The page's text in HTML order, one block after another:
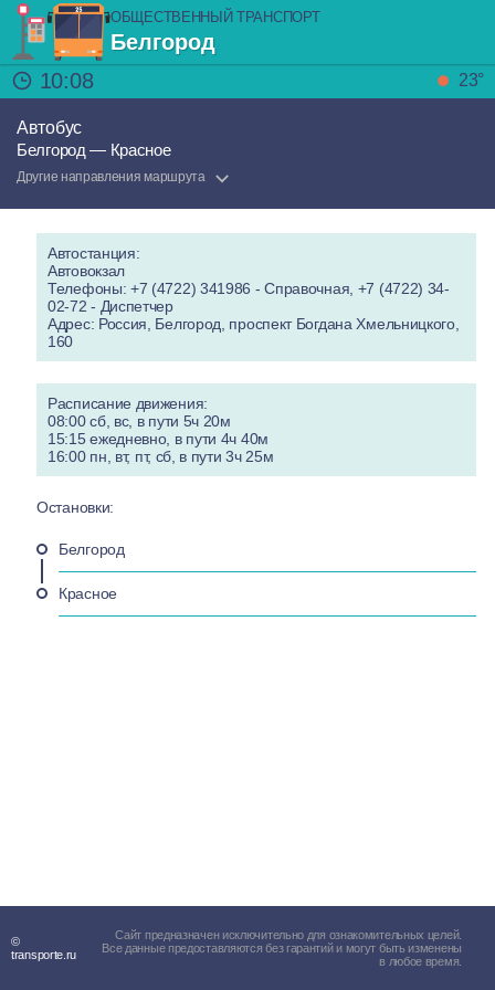
ОБЩЕСТВЕННЫЙ ТРАНСПОРТ
Белгород
10:08
23°
Автобус
Белгород — Красное
Другие направления маршрута
Автостанция:
Автовокзал
Телефоны: +7 (4722) 341986 - Справочная, +7 (4722) 34-
02-72 - Диспетчер
Адрес: Россия, Белгород, проспект Богдана Хмельницкого,
160
Расписание движения:
08:00 сб, вс, в пути 5ч 20м
15:15 ежедневно, в пути 4ч 40м
16:00 пн, вт, пт, сб, в пути 3ч 25м
Остановки:
Белгород
Красное
©
transporte.ru
Сайт предназначен исключительно для ознакомительных целей.
Все данные предоставляются без гарантий и могут быть изменены
в любое время.